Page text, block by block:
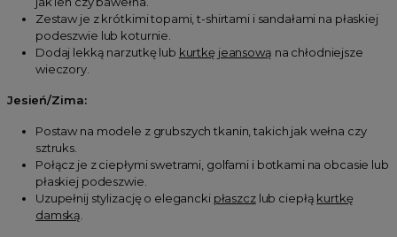
Zestaw je z krótkimi topami, t-shirtami i sandałami na płaskiej
podeszwie lub koturnie.
Dodaj lekką narzutkę lub kurtkę jeansową na chłodniejsze
wieczory.
Jesień/Zima:
Postaw na modele z grubszych tkanin, takich jak wełna czy
sztruks.
Połącz je z ciepłymi swetrami, golfami i botkami na obcasie lub
płaskiej podeszwie.
Uzupełnij stylizację o elegancki płaszczlub ciepłą kurtkę
damską